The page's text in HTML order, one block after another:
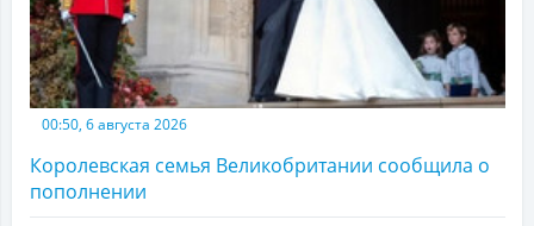
00:50, 6 августа 2026
Королевская семья Великобритании сообщила о
пополнении